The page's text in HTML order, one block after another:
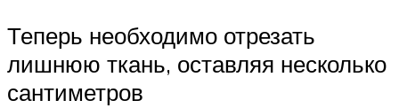
Теперь необходимо отрезать
лишнюю ткань, оставляя несколько
сантиметров